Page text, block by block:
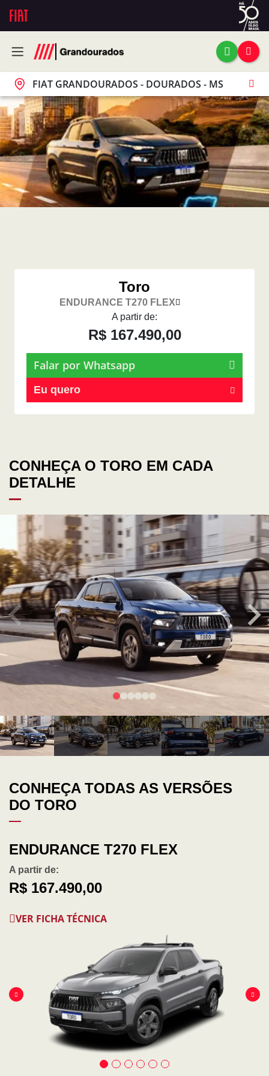
FIAT GRANDOURADOS - DOURADOS - MS
Toro
ENDURANCE T270 FLEX
A partir de:
R$ 167.490,00
Falar por Whatsapp
Eu quero
CONHEÇA O TORO EM CADA
DETALHE
CONHEÇA TODAS AS VERSÕES
DO TORO
ENDURANCE T270 FLEX
A partir de:
R$ 167.490,00
VER FICHA TÉCNICA